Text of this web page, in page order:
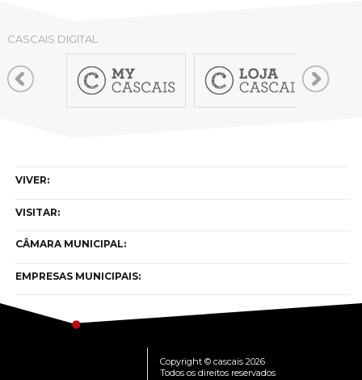
CASCAIS DIGITAL
VIVER:
VISITAR:
CÂMARA MUNICIPAL:
EMPRESAS MUNICIPAIS:
Copyright © cascais 2026
Todos os direitos reservados